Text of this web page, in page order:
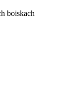
boiskach